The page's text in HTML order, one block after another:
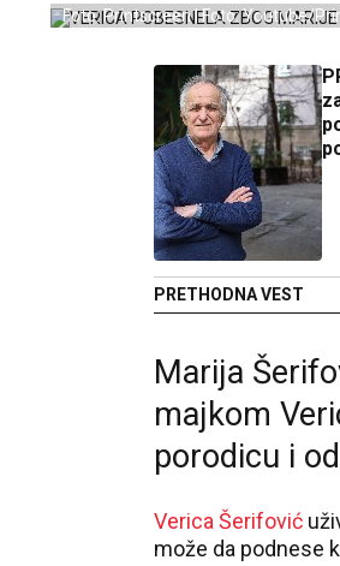
Foto: Printscreen | Foto: Youtube/
PRETHODNA VEST
Marija
majkom
porodicu i
Verica Šerifović
može da podnese